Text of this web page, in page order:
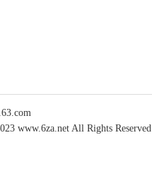
www.6za.net All Rights Reserved